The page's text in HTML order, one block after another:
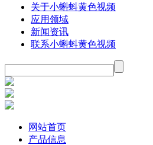
关于小蝌蚪黄色视频
应用领域
新闻资讯
联系小蝌蚪黄色视频
网站首页
产品信息